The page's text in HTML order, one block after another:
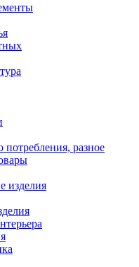
разное
изделия